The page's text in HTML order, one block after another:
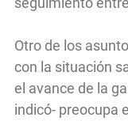
Otro de los
con la situación
el avance de la
indicó- preocupa